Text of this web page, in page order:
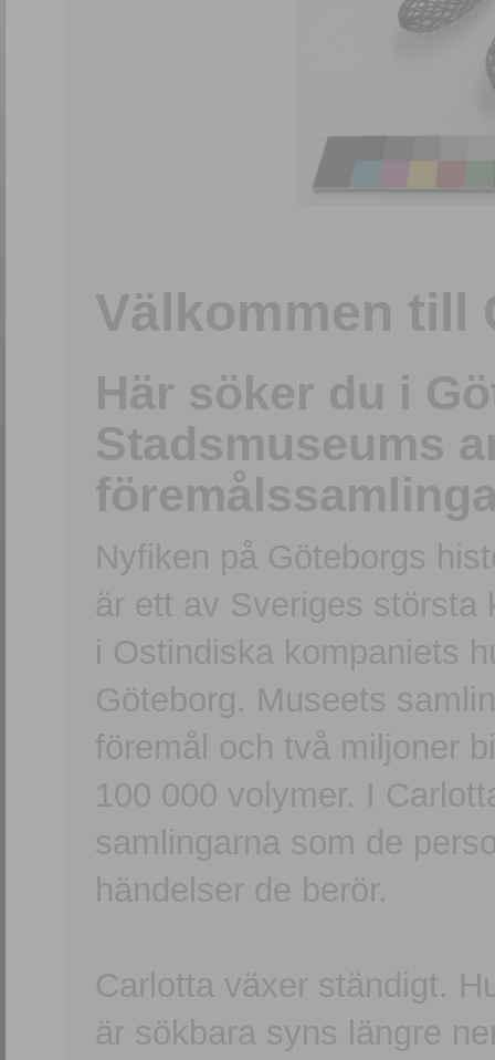
Välkommen till
Här söker du i
Stadsmuseums
Nyfiken på Göteborgs
är ett av Sveriges största
i Ostindiska kompaniets
Göteborg. Museets
föremål och två miljoner
100 000 volymer. I
samlingarna som de
händelser de berör.
Carlotta växer ständigt.
är sökbara syns längre